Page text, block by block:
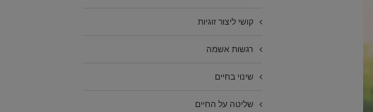
קושי ליצור זוגיות
רגשות אשמה
שינוי בחיים
שליטה על החיים